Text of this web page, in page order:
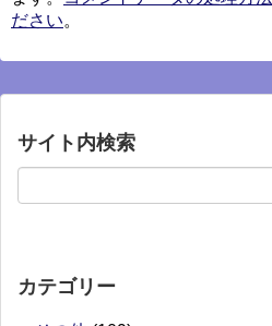
ださい。
サイト内検索
カテゴリー